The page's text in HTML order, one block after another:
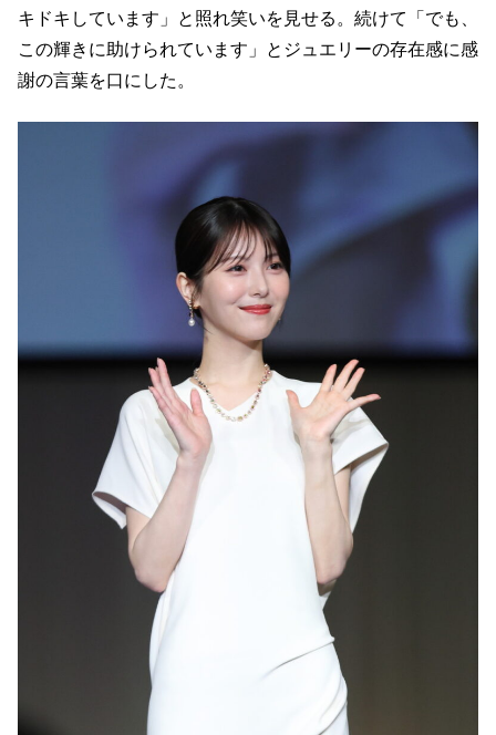
キドキしています」と照れ笑いを見せる。続けて「でも、
この輝きに助けられています」とジュエリーの存在感に感
謝の言葉を口にした。